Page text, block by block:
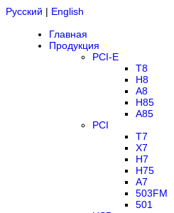
Русский | English
Главная
Продукция
PCI-E
T8
H8
A8
H85
A85
PCI
T7
X7
H7
H75
A7
503FM
501